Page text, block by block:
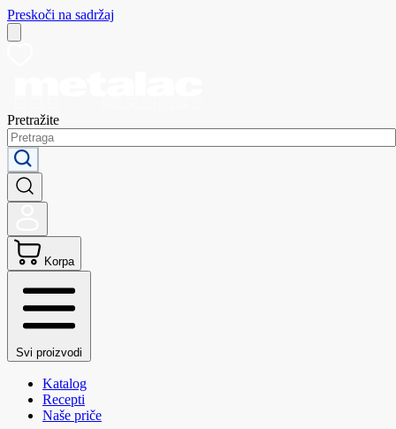
Preskoči na sadržaj
Pretražite
Korpa
Svi proizvodi
Katalog
Recepti
Naše priče